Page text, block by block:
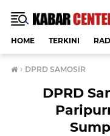
HOME TERKINI
› DPRD SAMOSIR
DPRD